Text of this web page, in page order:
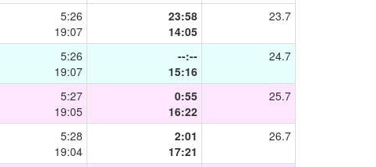
5:26
19:07
23:58
14:05
23.7
5:26
19:07
--:--
15:16
24.7
5:27
19:05
0:55
16:22
25.7
5:28
19:04
2:01
17:21
26.7